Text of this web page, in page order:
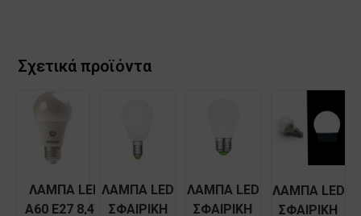
Σχετικά προϊόντα
ΛΑΜΠΑ LED
Α60 E27 8,4W
ΛΑΜΠΑ LED
ΣΦΑΙΡΙΚΗ
ΛΑΜΠΑ LED
ΣΦΑΙΡΙΚΗ
ΛΑΜΠΑ LED
ΣΦΑΙΡΙΚΗ